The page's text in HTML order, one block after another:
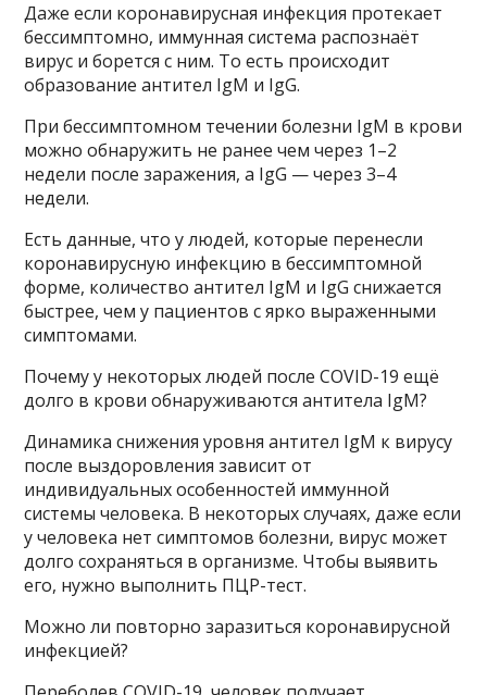
Даже если коронавирусная инфекция протекает
бессимптомно, иммунная система распознаёт
вирус и борется с ним. То есть происходит
образование антител IgM и IgG.
При бессимптомном течении болезни IgM в крови
можно обнаружить не ранее чем через 1–2
недели после заражения, а IgG — через 3–4
недели.
Есть данные, что у людей, которые перенесли
коронавирусную инфекцию в бессимптомной
форме, количество антител IgM и IgG снижается
быстрее, чем у пациентов с ярко выраженными
симптомами.
Почему у некоторых людей после COVID-19 ещё
долго в крови обнаруживаются антитела IgM?
Динамика снижения уровня антител IgM к вирусу
после выздоровления зависит от
индивидуальных особенностей иммунной
системы человека. В некоторых случаях, даже если
у человека нет симптомов болезни, вирус может
долго сохраняться в организме. Чтобы выявить
его, нужно выполнить ПЦР-тест.
Можно ли повторно заразиться коронавирусной
инфекцией?